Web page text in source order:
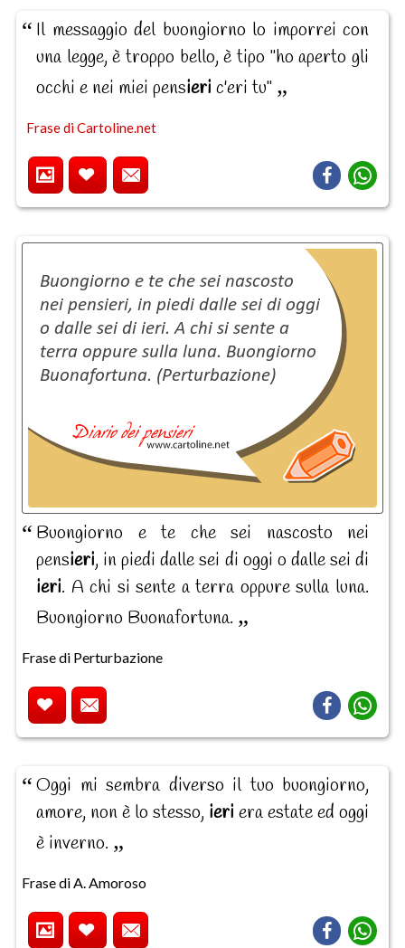
Il messaggio del buongiorno lo imporrei con
una legge, è troppo bello, è tipo "ho aperto gli
occhi e nei miei pensieri c'eri tu"
Frase di Cartoline.net
Buongiorno e te che sei nascosto nei
pensieri, in piedi dalle sei di oggi o dalle sei di
ieri. A chi si sente a terra oppure sulla luna.
Buongiorno Buonafortuna.
Frase di Perturbazione
Oggi mi sembra diverso il tuo buongiorno,
amore, non è lo stesso, ieri era estate ed oggi
è inverno.
Frase di A. Amoroso